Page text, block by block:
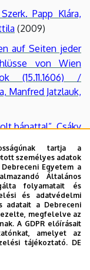
Papp Klára,
(2009)
auf Seiten jeder
von Wien
(15.11.1606) /
Manfred Jatzlauk,
bánattal”. Csáky
Klára
A bécsi és a
Klára, Jeney-Tóth
és a Partium a
Gorun-Kovács
idején
tartja a
személyes adatok
Egyetem a
Általános
folyamatait és
és adatvédelmi
adatait a Debreceni
megfelelve az
A GDPR előírásait
amelyet az
tájékoztató. DE